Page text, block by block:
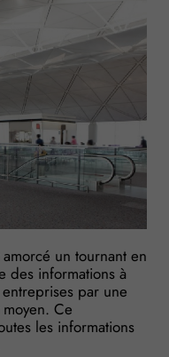
un tournant en
des informations à
par une
Ce
les informations